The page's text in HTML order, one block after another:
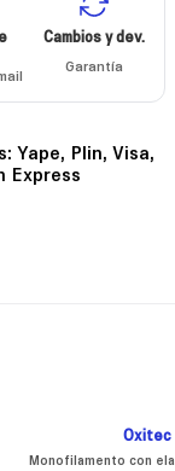
Cambios y dev.
Garantía
Oxitec
Monofilamento con